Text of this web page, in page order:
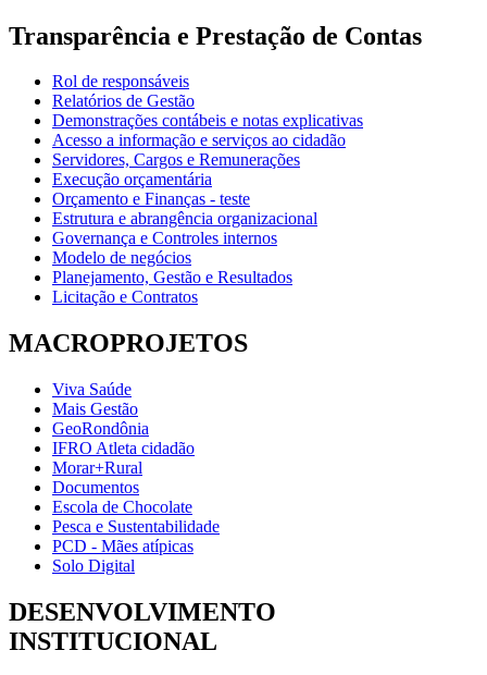
Transparência e Prestação de Contas
Rol de responsáveis
Relatórios de Gestão
Demonstrações contábeis e notas explicativas
Acesso a informação e serviços ao cidadão
Servidores, Cargos e Remunerações
Execução orçamentária
Orçamento e Finanças - teste
Estrutura e abrangência organizacional
Governança e Controles internos
Modelo de negócios
Planejamento, Gestão e Resultados
Licitação e Contratos
MACROPROJETOS
Viva Saúde
Mais Gestão
GeoRondônia
IFRO Atleta cidadão
Morar+Rural
Documentos
Escola de Chocolate
Pesca e Sustentabilidade
PCD - Mães atípicas
Solo Digital
DESENVOLVIMENTO
INSTITUCIONAL